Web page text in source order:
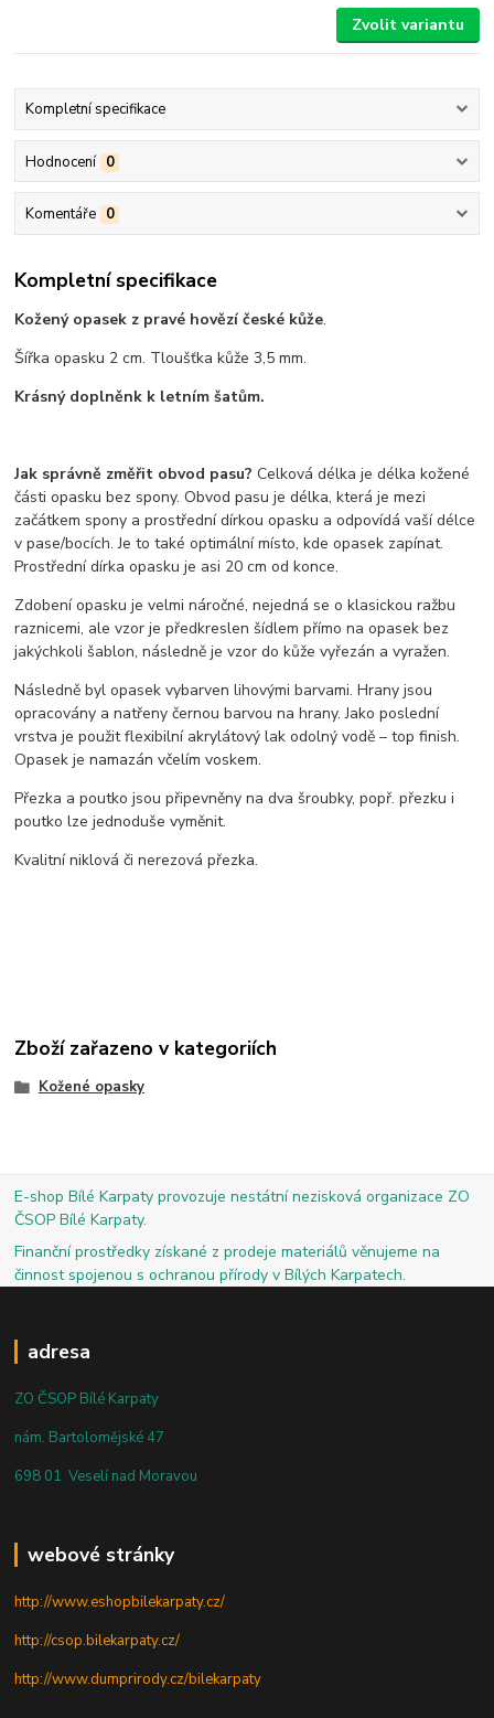
Zvolit variantu
Kompletní specifikace
Hodnocení 0
Komentáře 0
Kompletní specifikace
Kožený opasek z pravé hovězí české kůže.
Šířka opasku 2 cm. Tloušťka kůže 3,5 mm.
Krásný doplněnk k letním šatům.
Jak správně změřit obvod pasu?Celková délka je délka kožené
části opasku bez spony. Obvod pasu je délka, která je mezi
začátkem spony a prostřední dírkou opasku a odpovídá vaší délce
v pase/bocích. Je to také optimální místo, kde opasek zapínat.
Prostřední dírka opasku je asi 20 cm od konce.
Zdobení opasku je velmi náročné, nejedná se o klasickou ražbu
raznicemi, ale vzor je předkreslen šídlem přímo na opasek bez
jakýchkoli šablon, následně je vzor do kůže vyřezán a vyražen.
Následně byl opasek vybarven lihovými barvami. Hrany jsou
opracovány a natřeny černou barvou na hrany. Jako poslední
vrstva je použit flexibilní akrylátový lak odolný vodě – top finish.
Opasek je namazán včelím voskem.
Přezka a poutko jsou připevněny na dva šroubky, popř. přezku i
poutko lze jednoduše vyměnit.
Kvalitní niklová či nerezová přezka.
Zboží zařazeno v kategoriích
Kožené opasky
E-shop Bílé Karpaty provozuje nestátní nezisková organizace ZO
ČSOP Bílé Karpaty.
Finanční prostředky získané z prodeje materiálů věnujeme na
činnost spojenou s ochranou přírody v Bílých Karpatech.
adresa
ZO ČSOP Bílé Karpaty
nám. Bartolomějské 47
698 01 Veselí nad Moravou
webové stránky
http://www.eshopbilekarpaty.cz/
http://csop.bilekarpaty.cz/
http://www.dumprirody.cz/bilekarpaty